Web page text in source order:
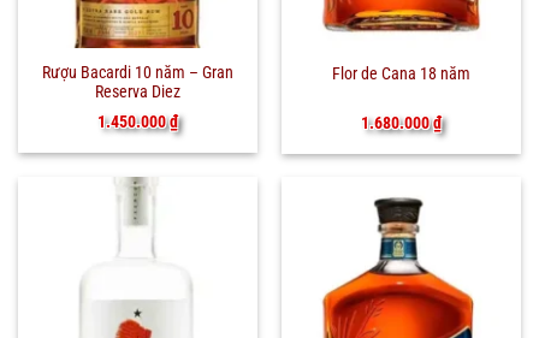
Rượu Bacardi 10 năm – Gran
Reserva Diez
1.450.000₫
Flor de Cana 18 năm
1.680.000₫